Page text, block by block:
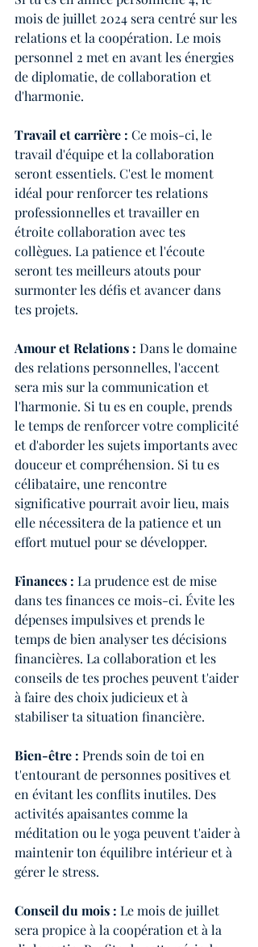
mois de juillet 2024 sera centré sur les
relations et la coopération. Le mois
personnel 2 met en avant les énergies
de diplomatie, de collaboration et
d'harmonie.
Travail et carrière : Ce mois-ci, le
travail d'équipe et la collaboration
seront essentiels. C'est le moment
idéal pour renforcer tes relations
professionnelles et travailler en
étroite collaboration avec tes
collègues. La patience et l'écoute
seront tes meilleurs atouts pour
surmonter les défis et avancer dans
tes projets.
Amour et Relations : Dans le domaine
des relations personnelles, l'accent
sera mis sur la communication et
l'harmonie. Si tu es en couple, prends
le temps de renforcer votre complicité
et d'aborder les sujets importants avec
douceur et compréhension. Si tu es
célibataire, une rencontre
significative pourrait avoir lieu, mais
elle nécessitera de la patience et un
effort mutuel pour se développer.
Finances : La prudence est de mise
dans tes finances ce mois-ci. Évite les
dépenses impulsives et prends le
temps de bien analyser tes décisions
financières. La collaboration et les
conseils de tes proches peuvent t'aider
à faire des choix judicieux et à
stabiliser ta situation financière.
Bien-être : Prends soin de toi en
t'entourant de personnes positives et
en évitant les conflits inutiles. Des
activités apaisantes comme la
méditation ou le yoga peuvent t'aider à
maintenir ton équilibre intérieur et à
gérer le stress.
Conseil du mois : Le mois de juillet
sera propice à la coopération et à la